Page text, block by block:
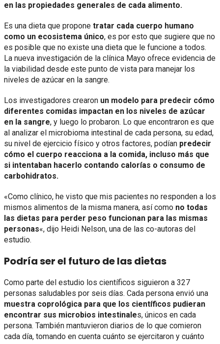
en las propiedades generales de cada alimento.
Es una dieta que propone tratar cada cuerpo humano
como un ecosistema único, es por esto que sugiere que no
es posible que no existe una dieta que le funcione a todos.
La nueva investigación de la clínica Mayo ofrece evidencia de
la viabilidad desde este punto de vista para manejar los
niveles de azúcar en la sangre.
Los investigadores crearon un modelo para predecir cómo
diferentes comidas impactan en los niveles de azúcar
en la sangre, y luego lo probaron. Lo que encontraron es que
al analizar el microbioma intestinal de cada persona, su edad,
su nivel de ejercicio físico y otros factores, podían predecir
cómo el cuerpo reacciona a la comida, incluso más que
si intentaban hacerlo contando calorías o consumo de
carbohidratos.
«Como clínico, he visto que mis pacientes no responden a los
mismos alimentos de la misma manera, así como no todas
las dietas para perder peso funcionan para las mismas
personas«, dijo Heidi Nelson, una de las co-autoras del
estudio.
Podría ser el futuro de las dietas
Como parte del estudio los científicos siguieron a 327
personas saludables por seis días. Cada persona envió una
muestra coprológica para que los científicos pudieran
encontrar sus microbios intestinales, únicos en cada
persona. También mantuvieron diarios de lo que comieron
cada día, tomando en cuenta cuánto se ejercitaron y cuánto